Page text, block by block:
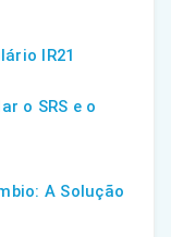
IR21
o SRS e o
A Solução